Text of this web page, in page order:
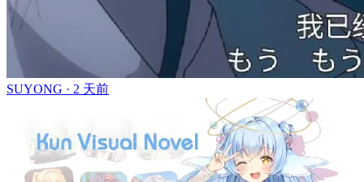
SUYONG · 2 天前